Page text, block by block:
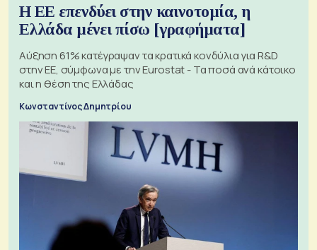
Η ΕΕ επενδύει στην καινοτομία, η
Ελλάδα μένει πίσω [γραφήματα]
Αύξηση 61% κατέγραψαν τα κρατικά κονδύλια για R&D
στην ΕΕ, σύμφωνα με την Eurostat - Τα ποσά ανά κάτοικο
και η θέση της Ελλάδας
Κωνσταντίνος Δημητρίου